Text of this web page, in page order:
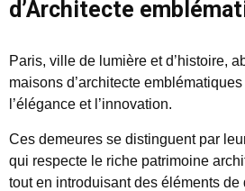
d’Architecte
Paris, ville de lumière et d’histoire,
maisons d’architecte
l’élégance et l’innovation.
Ces demeures se distinguent par
qui respecte le riche patrimoine
tout en introduisant des éléments de